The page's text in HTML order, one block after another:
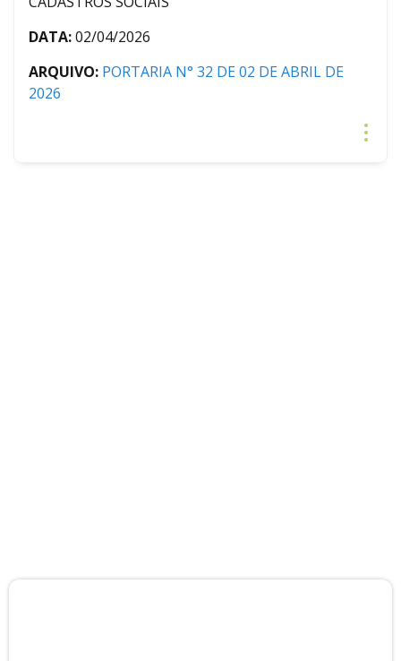
DATA:02/04/2026
ARQUIVO: PORTARIA N° 32 DE 02 DE ABRIL DE
2026